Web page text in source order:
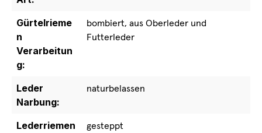
Gürtelrieme
n
Verarbeitun
g:
bombiert, aus Oberleder und
Futterleder
Leder
Narbung:
naturbelassen
Lederriemen
gesteppt